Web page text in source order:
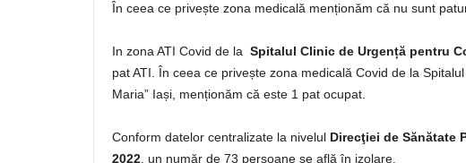
În ceea ce privește zona medicală menționăm că nu sunt
In zona ATI Covid de la Spitalul Clinic de Urgență pentru
pat ATI. În ceea ce privește zona medicală Covid de la
Maria” Iași, menționăm că este 1 pat ocupat.
Conform datelor centralizate la nivelul Direcţiei de Sănătate
2022 , un număr de 73 persoane se află în izolare.